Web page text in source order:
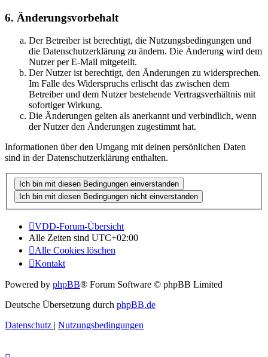
6. Änderungsvorbehalt
Der Betreiber ist berechtigt, die Nutzungsbedingungen und
die Datenschutzerklärung zu ändern. Die Änderung wird dem
Nutzer per E-Mail mitgeteilt.
Der Nutzer ist berechtigt, den Änderungen zu widersprechen.
Im Falle des Widerspruchs erlischt das zwischen dem
Betreiber und dem Nutzer bestehende Vertragsverhältnis mit
sofortiger Wirkung.
Die Änderungen gelten als anerkannt und verbindlich, wenn
der Nutzer den Änderungen zugestimmt hat.
Informationen über den Umgang mit deinen persönlichen Daten
sind in der Datenschutzerklärung enthalten.
VDD-Forum-Übersicht
Alle Zeiten sind UTC+02:00
Alle Cookies löschen
Kontakt
Powered by phpBB® Forum Software © phpBB Limited
Deutsche Übersetzung durch phpBB.de
Datenschutz | Nutzungsbedingungen